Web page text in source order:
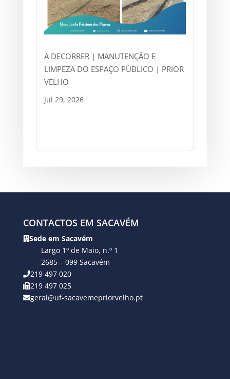
A DECORRER | MANUTENÇÃO E
LIMPEZA DO ESPAÇO PÚBLICO | PRIOR
VELHO
Jul 29, 2026
CONTACTOS EM SACAVÉM
Sede em Sacavém
Largo 1º de Maio, n.º 1
2685 – 099 Sacavém
219 497 020
219 497 025
geral@uf-sacavemepriorvelho.pt